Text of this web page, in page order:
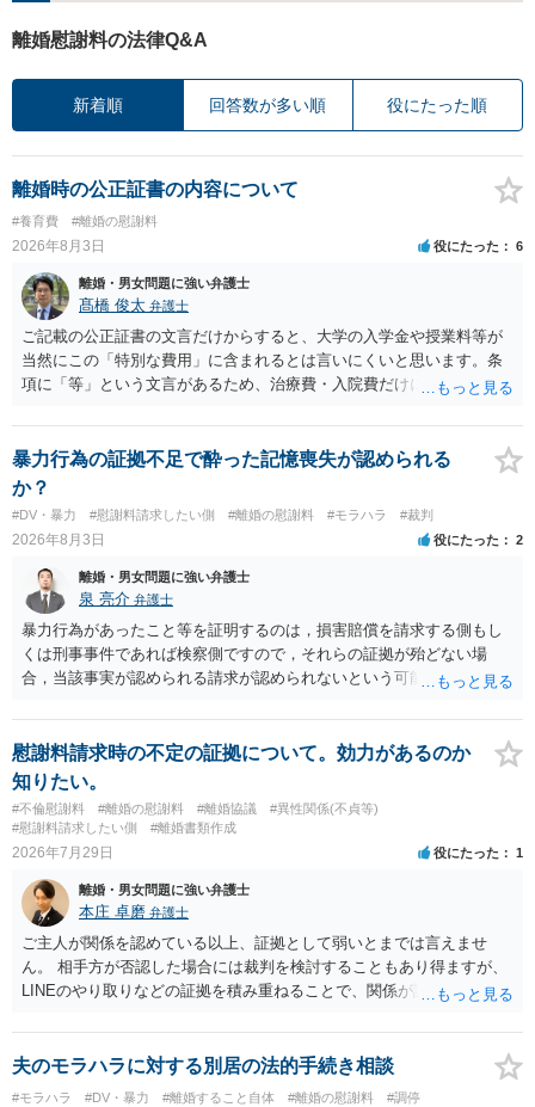
離婚慰謝料の法律Q&A
新着順 回答数が多い順 役にたった順
離婚時の公正証書の内容について
#養育費 #離婚の慰謝料
2026年8月3日 役にたった 6
離婚・男女問題に強い弁護士
髙橋 俊太 弁護士
ご記載の公正証書の文言だけからすると、大学の入学金や授業料等が
当然にこの「特別な費用」に含まれるとは言いにくいと思います。条
項に「等」という文言があるため、治療費・入院費だけに限定される
れていますので、通常は、病気や事故によって臨時に必要となった医
療費その他これに類する特別支出を念頭に置いた条項と読むのが自然
です。したがって、大学の入学金、授業料、受験費用などの教育費に
ついてまで、「この条項があるから当然に半額を請求できる」とまで
は言いにくいと思われます。なお、通常、大学進学費用をどこまで負
担すべきかについては、離婚時の合意内容のほか、子どもの年齢、大
学進学についての父母の認識、父母の学歴・収入・資産状況、進学先
や費用などを踏まえて個別に検討することになります。公正証書の他
の条項において、養育費の終期についてどのように定められている
か、大学進学に関する定めの有無、「教育費」「進学費用」に関する
定めの有無等について確認する必要があると考えられます。
暴力行為の証拠不足で酔った記憶喪失が認められる
か？
#DV・暴力 #慰謝料請求したい側 #離婚の慰謝料 #モラハラ #裁判
2026年8月3日 役にたった 2
離婚・男女問題に強い弁護士
泉 亮介 弁護士
暴力行為があったこと等を証明するのは，損害賠償を請求する側もし
くは刑事事件であれば検察側ですので，それらの証拠が殆どない場
合，当該事実が認められる請求が認められないという可能性はあるで
慰謝料請求時の不定の証拠について。効力があるのか
知りたい。
#不倫慰謝料 #離婚の慰謝料 #離婚協議
#異性関係(不貞等)
#慰謝料請求したい側
#離婚書類作成
2026年7月29日 役にたった 1
離婚・男女問題に強い弁護士
本庄 卓磨 弁護士
ご主人が関係を認めている以上、証拠として弱いとまでは言えませ
ん。 相手方が否認した場合には裁判を検討することもあり得ますが、
LINEのやり取りなどの証拠を積み重ねることで、関係が認定される余
個別の事情によりますので、お早めに弁護士に相談されることをおす
すめします。
夫のモラハラに対する別居の法的手続き相談
#モラハラ #DV・暴力 #離婚すること自体 #離婚の慰謝料
#調停